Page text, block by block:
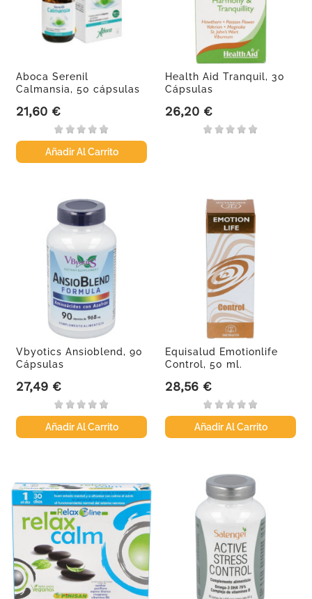
Aboca Serenil
Calmansia, 50 cápsulas
Precio
21,60 €
Añadir Al Carrito
Health Aid Tranquil, 30
Cápsulas
Precio
26,20 €
Vbyotics Ansioblend, 90
Cápsulas
Precio
27,49 €
Añadir Al Carrito
Equisalud Emotionlife
Control, 50 ml.
Precio
28,56 €
Añadir Al Carrito